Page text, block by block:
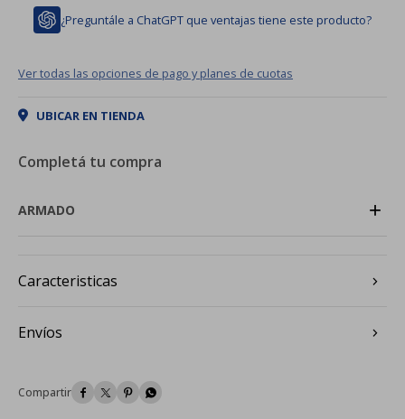
¿Preguntále a ChatGPT que ventajas tiene este producto?
Ver todas las opciones de pago y planes de cuotas
UBICAR EN TIENDA
Completá tu compra
ARMADO +
Caracteristicas
Envíos
   